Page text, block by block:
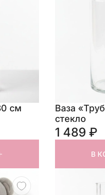
см
Ваза
стекло
1 489 ₽
В